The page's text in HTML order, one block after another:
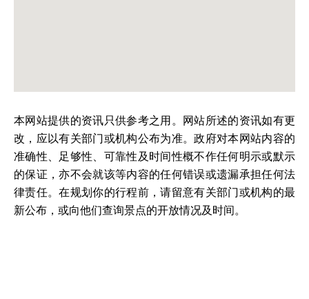
本网站提供的资讯只供参考之用。网站所述的资讯如有更
改，应以有关部门或机构公布为准。政府对本网站内容的
准确性、足够性、可靠性及时间性概不作任何明示或默示
的保证，亦不会就该等内容的任何错误或遗漏承担任何法
律责任。在规划你的行程前，请留意有关部门或机构的最
新公布，或向他们查询景点的开放情况及时间。